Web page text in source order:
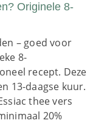
Originele 8-
– goed voor
8-
recept. Deze
13-daagse kuur.
thee vers
20%